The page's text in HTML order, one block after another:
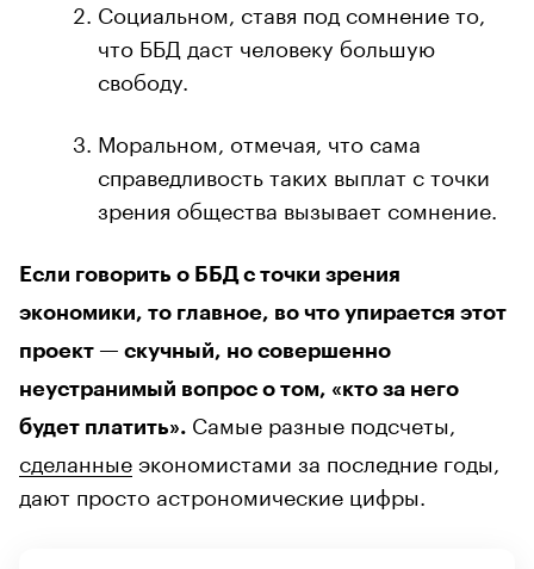
Социальном, ставя под сомнение то,
что ББД даст человеку большую
свободу.
Моральном, отмечая, что сама
справедливость таких выплат с точки
зрения общества вызывает сомнение.
Если говорить о ББД с точки зрения
экономики, то главное, во что упирается этот
проект — скучный, но совершенно
неустранимый вопрос о том, «кто за него
будет платить». Самые разные подсчеты,
сделанныеэкономистами за последние годы,
дают просто астрономические цифры.